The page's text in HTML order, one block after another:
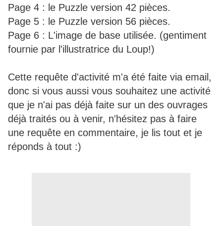
Page 4 : le Puzzle version 42 pièces.
Page 5 : le Puzzle version 56 pièces.
Page 6 : L'image de base utilisée. (gentiment
fournie par l'illustratrice du Loup!)
Cette requête d'activité m'a été faite via email,
donc si vous aussi vous souhaitez une activité
que je n'ai pas déjà faite sur un des ouvrages
déjà traités ou à venir, n'hésitez pas à faire
une requête en commentaire, je lis tout et je
réponds à tout :)